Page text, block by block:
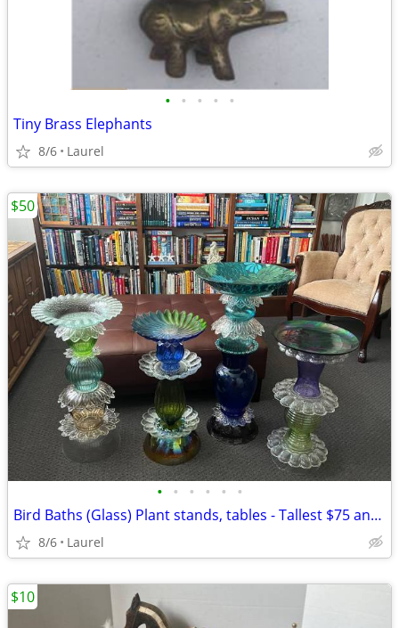
• • • • •
Tiny Brass Elephants
8/6 Laurel
• • • • • •
Bird Baths (Glass) Plant stands, tables - Tallest $75 and other $50
8/6 Laurel
$50
$10